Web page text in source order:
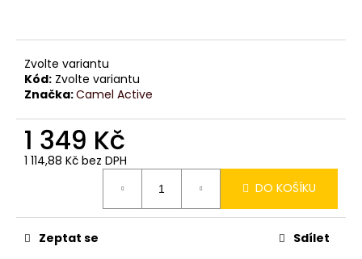
Zvolte variantu
Kód: Zvolte variantu
Značka:Camel Active
1 349 Kč
1 114,88 Kč bez DPH
DO KOŠÍKU
Zeptat se Sdílet